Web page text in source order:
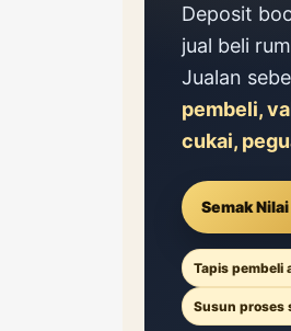
Deposit
jual beli
Jualan
pembeli,
cukai,
Semak
Tapis pembeli
Susun proses